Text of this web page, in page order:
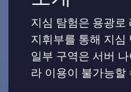
지심 탐험은 용광로
지휘부를 통해 지심
일부 구역은 서버
라 이용이 불가능할